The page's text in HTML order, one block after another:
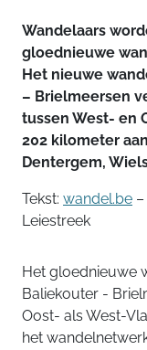
Wandelaars
gloednieuwe
Het nieuwe
– Brielmeersen
tussen West- en
202 kilometer
Dentergem,
Tekst: wandel.be
Leiestreek
Het gloednieuwe
Baliekouter -
Oost- als West-
het